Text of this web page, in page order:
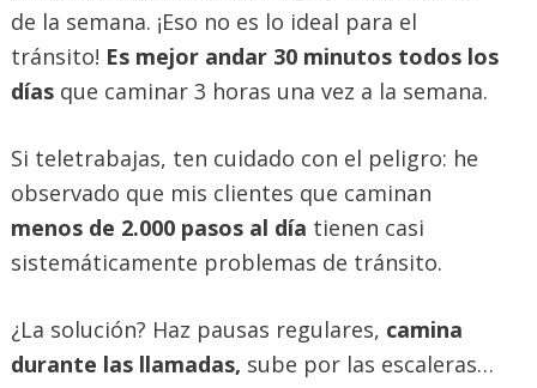
de la semana. ¡Eso no es lo ideal para el
tránsito! Es mejor andar 30 minutos todos los
días que caminar 3 horas una vez a la semana.
Si teletrabajas, ten cuidado con el peligro: he
observado que mis clientes que caminan
menos de 2.000 pasos al día tienen casi
sistemáticamente problemas de tránsito.
¿La solución? Haz pausas regulares, camina
durante las llamadas, sube por las escaleras…